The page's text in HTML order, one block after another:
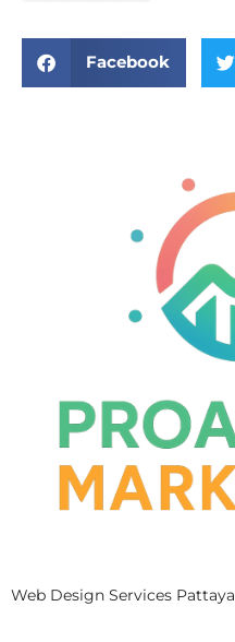
Facebook
Web Design Services Pattaya